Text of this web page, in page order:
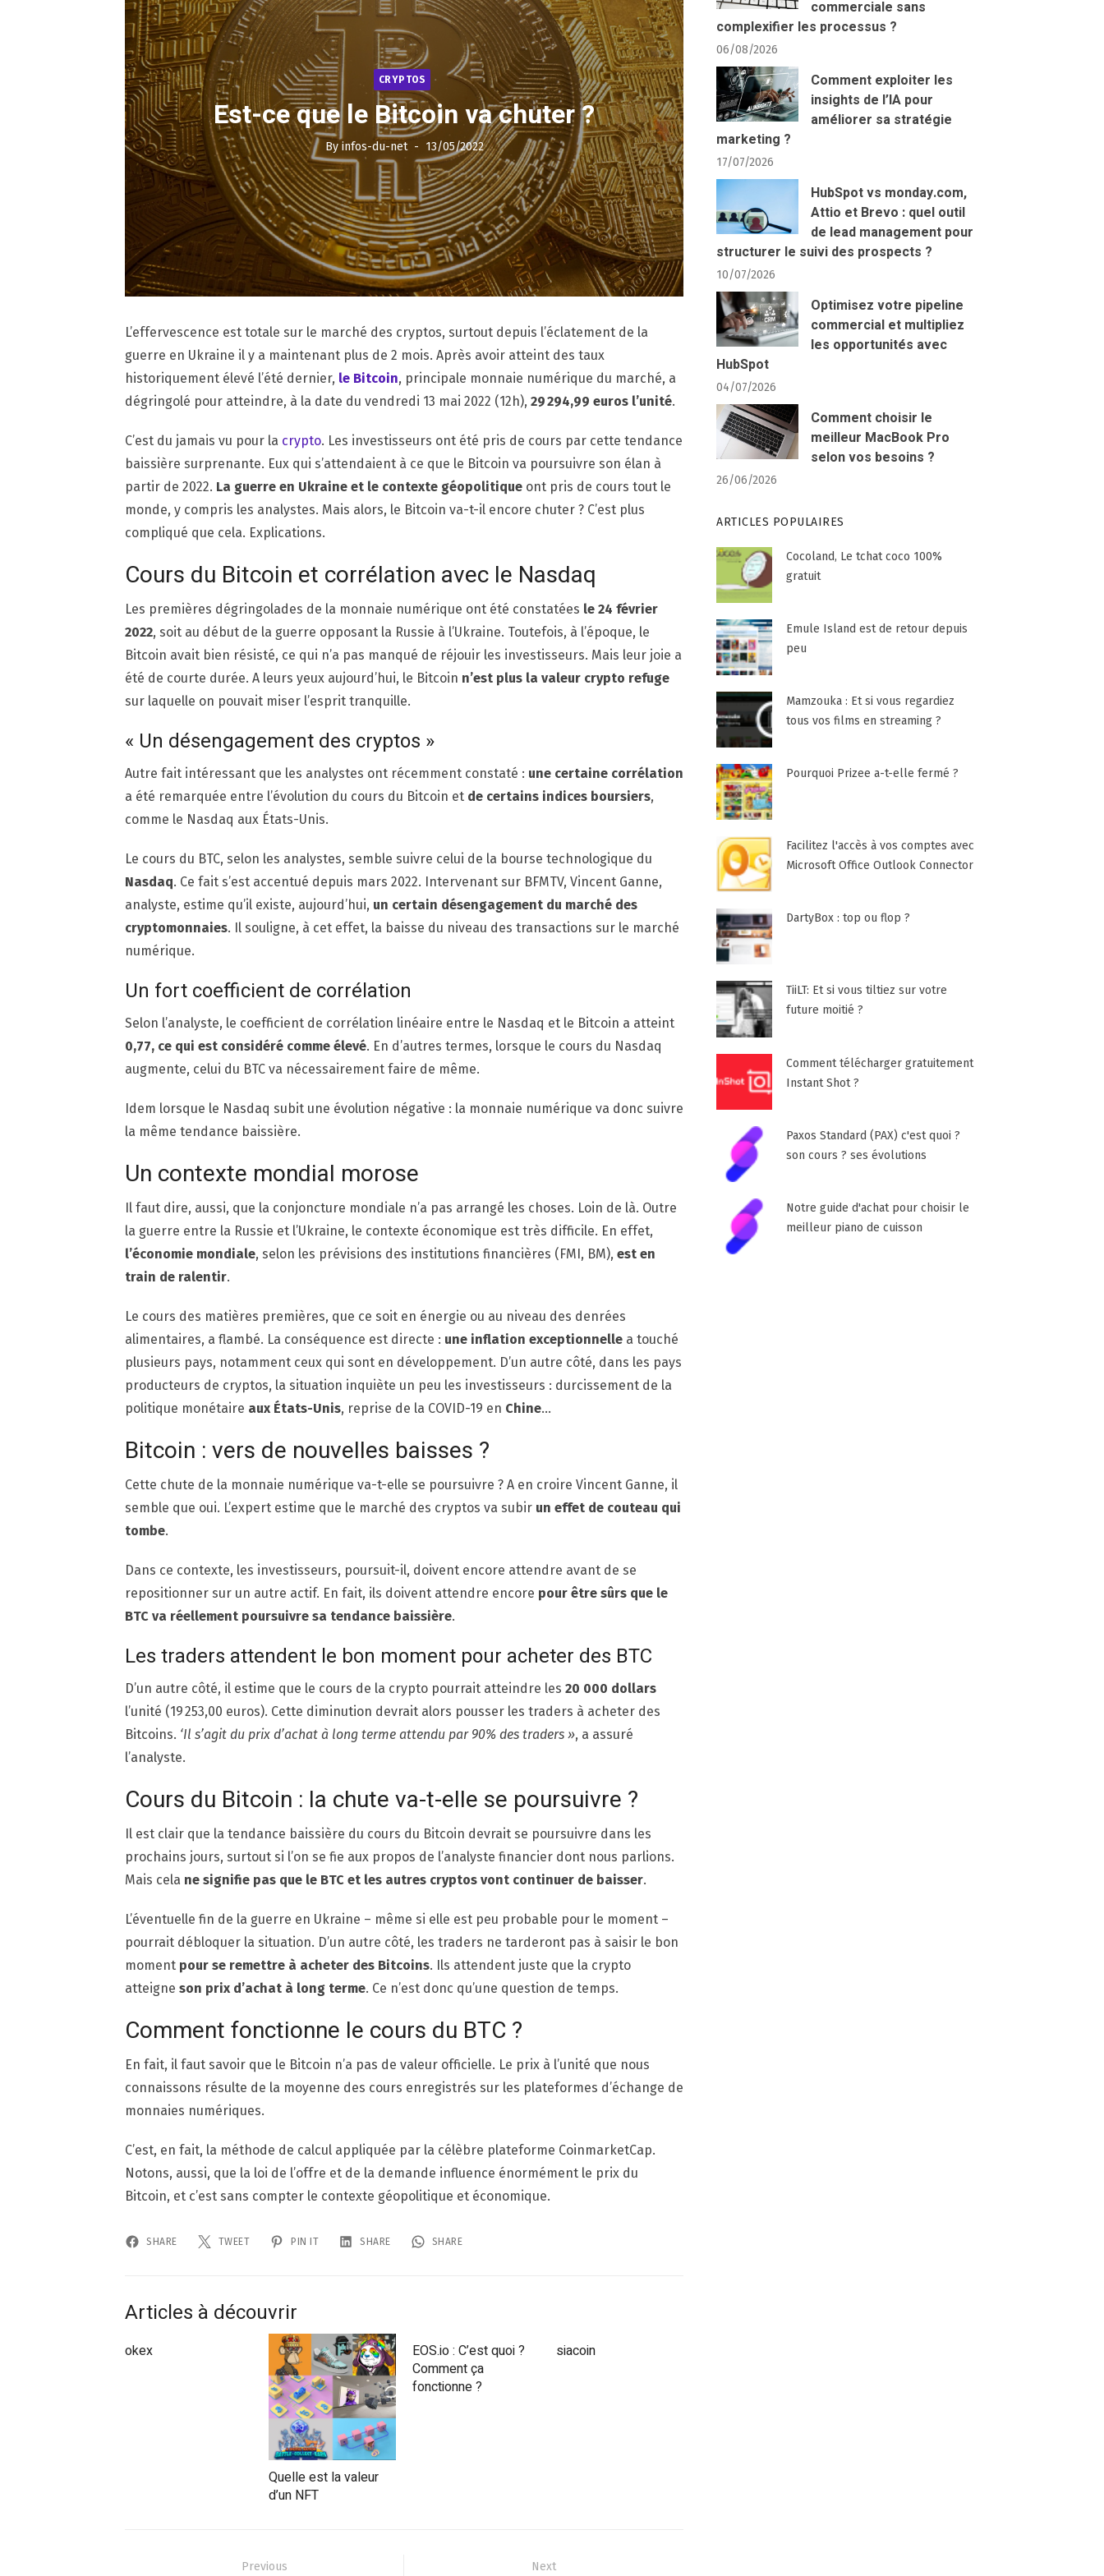
CRYPTOS
Est-ce que le Bitcoin va chuter ?
By infos-du-net
Posted
on
13/05/2022
L’effervescence est totale sur le marché des cryptos, surtout depuis l’éclatement de la
guerre en Ukraine il y a maintenant plus de 2 mois. Après avoir atteint des taux
historiquement élevé l’été dernier, le Bitcoin, principale monnaie numérique du marché, a
dégringolé pour atteindre, à la date du vendredi 13 mai 2022 (12h), 29 294,99 euros l’unité.
C’est du jamais vu pour la crypto. Les investisseurs ont été pris de cours par cette tendance
baissière surprenante. Eux qui s’attendaient à ce que le Bitcoin va poursuivre son élan à
partir de 2022. La guerre en Ukraine et le contexte géopolitique ont pris de cours tout le
monde, y compris les analystes. Mais alors, le Bitcoin va-t-il encore chuter ? C’est plus
compliqué que cela. Explications.
Cours du Bitcoin et corrélation avec le Nasdaq
Les premières dégringolades de la monnaie numérique ont été constatées le 24 février
2022, soit au début de la guerre opposant la Russie à l’Ukraine. Toutefois, à l’époque, le
Bitcoin avait bien résisté, ce qui n’a pas manqué de réjouir les investisseurs. Mais leur joie a
été de courte durée. A leurs yeux aujourd’hui, le Bitcoin n’est plus la valeur crypto refuge
sur laquelle on pouvait miser l’esprit tranquille.
« Un désengagement des cryptos »
Autre fait intéressant que les analystes ont récemment constaté : une certaine corrélation
a été remarquée entre l’évolution du cours du Bitcoin et de certains indices boursiers,
comme le Nasdaq aux États-Unis.
Le cours du BTC, selon les analystes, semble suivre celui de la bourse technologique du
Nasdaq. Ce fait s’est accentué depuis mars 2022. Intervenant sur BFMTV, Vincent Ganne,
analyste, estime qu’il existe, aujourd’hui, un certain désengagement du marché des
cryptomonnaies. Il souligne, à cet effet, la baisse du niveau des transactions sur le marché
numérique.
Un fort coefficient de corrélation
Selon l’analyste, le coefficient de corrélation linéaire entre le Nasdaq et le Bitcoin a atteint
0,77, ce qui est considéré comme élevé. En d’autres termes, lorsque le cours du Nasdaq
augmente, celui du BTC va nécessairement faire de même.
Idem lorsque le Nasdaq subit une évolution négative : la monnaie numérique va donc suivre
la même tendance baissière.
Un contexte mondial morose
Il faut dire, aussi, que la conjoncture mondiale n’a pas arrangé les choses. Loin de là. Outre
la guerre entre la Russie et l’Ukraine, le contexte économique est très difficile. En effet,
l’économie mondiale, selon les prévisions des institutions financières (FMI, BM), est en
train de ralentir.
Le cours des matières premières, que ce soit en énergie ou au niveau des denrées
alimentaires, a flambé. La conséquence est directe : une inflation exceptionnelle a touché
plusieurs pays, notamment ceux qui sont en développement. D’un autre côté, dans les pays
producteurs de cryptos, la situation inquiète un peu les investisseurs : durcissement de la
politique monétaire aux États-Unis, reprise de la COVID-19 en Chine…
Bitcoin : vers de nouvelles baisses ?
Cette chute de la monnaie numérique va-t-elle se poursuivre ? A en croire Vincent Ganne, il
semble que oui. L’expert estime que le marché des cryptos va subir un effet de couteau qui
tombe.
Dans ce contexte, les investisseurs, poursuit-il, doivent encore attendre avant de se
repositionner sur un autre actif. En fait, ils doivent attendre encore pour être sûrs que le
BTC va réellement poursuivre sa tendance baissière.
Les traders attendent le bon moment pour acheter des BTC
D’un autre côté, il estime que le cours de la crypto pourrait atteindre les 20 000 dollars
l’unité (19 253,00 euros). Cette diminution devrait alors pousser les traders à acheter des
Bitcoins. ‘Il s’agit du prix d’achat à long terme attendu par 90% des traders », a assuré
l’analyste.
Cours du Bitcoin : la chute va-t-elle se poursuivre ?
Il est clair que la tendance baissière du cours du Bitcoin devrait se poursuivre dans les
prochains jours, surtout si l’on se fie aux propos de l’analyste financier dont nous parlions.
Mais cela ne signifie pas que le BTC et les autres cryptos vont continuer de baisser.
L’éventuelle fin de la guerre en Ukraine – même si elle est peu probable pour le moment –
pourrait débloquer la situation. D’un autre côté, les traders ne tarderont pas à saisir le bon
moment pour se remettre à acheter des Bitcoins. Ils attendent juste que la crypto
atteigne son prix d’achat à long terme. Ce n’est donc qu’une question de temps.
Comment fonctionne le cours du BTC ?
En fait, il faut savoir que le Bitcoin n’a pas de valeur officielle. Le prix à l’unité que nous
connaissons résulte de la moyenne des cours enregistrés sur les plateformes d’échange de
monnaies numériques.
C’est, en fait, la méthode de calcul appliquée par la célèbre plateforme CoinmarketCap.
Notons, aussi, que la loi de l’offre et de la demande influence énormément le prix du
Bitcoin, et c’est sans compter le contexte géopolitique et économique.
SHARE TWEET PIN IT SHARE SHARE
Articles à découvrir
okex
Quelle est la valeur
d’un NFT
EOS.io : C’est quoi ?
Comment ça
fonctionne ?
siacoin
Previous Next
commerciale sans
complexifier les processus ?
06/08/2026
Comment exploiter les
insights de l’IA pour
améliorer sa stratégie
marketing ?
17/07/2026
HubSpot vs monday.com,
Attio et Brevo : quel outil
de lead management pour
structurer le suivi des prospects ?
10/07/2026
Optimisez votre pipeline
commercial et multipliez
les opportunités avec
HubSpot
04/07/2026
Comment choisir le
meilleur MacBook Pro
selon vos besoins ?
26/06/2026
ARTICLES POPULAIRES
Cocoland, Le tchat coco 100%
gratuit
Emule Island est de retour depuis
peu
Mamzouka : Et si vous regardiez
tous vos films en streaming ?
Pourquoi Prizee a-t-elle fermé ?
Facilitez l'accès à vos comptes avec
Microsoft Office Outlook Connector
DartyBox : top ou flop ?
TiiLT: Et si vous tiltiez sur votre
future moitié ?
Comment télécharger gratuitement
Instant Shot ?
Paxos Standard (PAX) c'est quoi ?
son cours ? ses évolutions
Notre guide d'achat pour choisir le
meilleur piano de cuisson